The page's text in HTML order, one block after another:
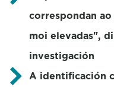
correspondan
moi elevadas",
investigación
A identificación